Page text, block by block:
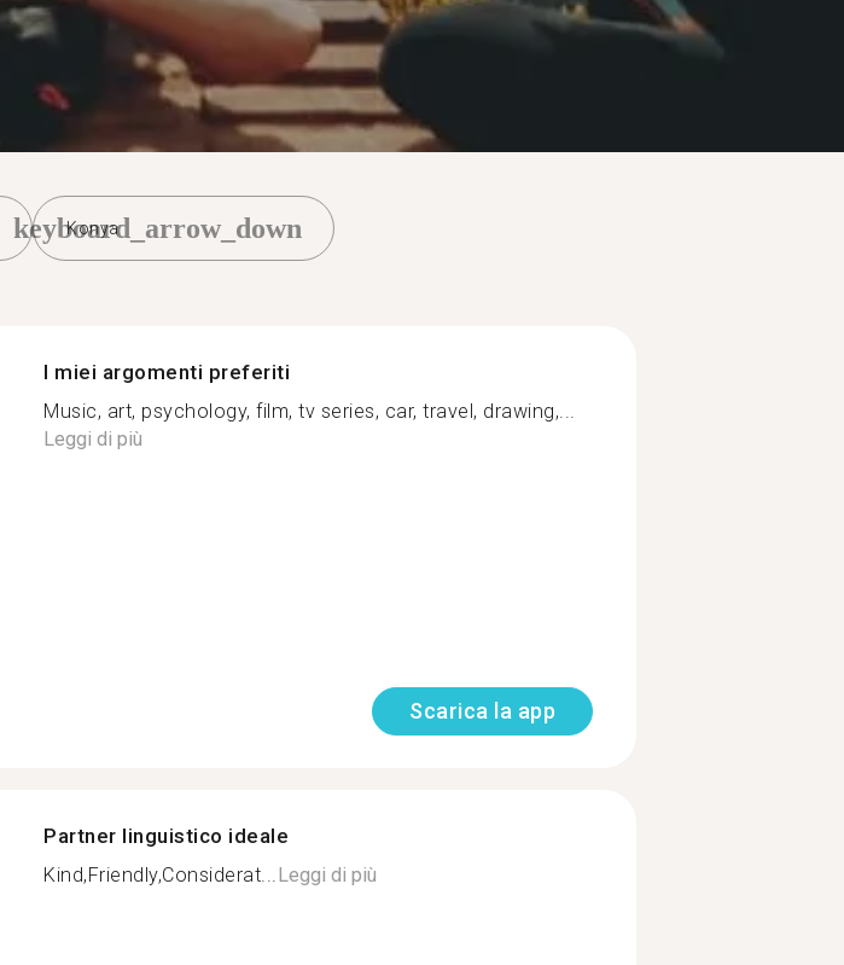
Konya
keyboard_arrow_down
I miei argomenti preferiti
Music, art, psychology, film, tv series, car, travel, drawing,...
Leggi di più
Scarica la app
Partner linguistico ideale
Kind,Friendly,Considerat...Leggi di più